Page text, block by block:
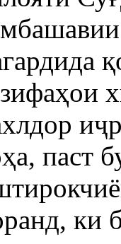
паст
ки